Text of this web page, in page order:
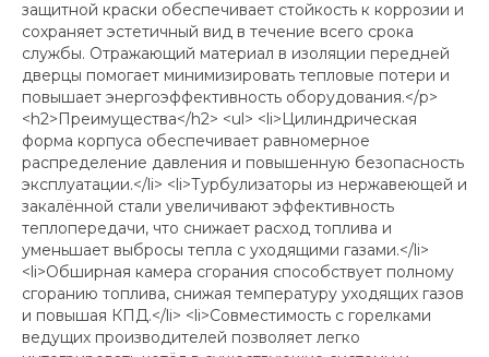
защитной краски обеспечивает стойкость к коррозии и
сохраняет эстетичный вид в течение всего срока
службы. Отражающий материал в изоляции передней
дверцы помогает минимизировать тепловые потери и
повышает энергоэффективность оборудования.</p>
<h2>Преимущества</h2> <ul> <li>Цилиндрическая
форма корпуса обеспечивает равномерное
распределение давления и повышенную безопасность
эксплуатации.</li> <li>Турбулизаторы из нержавеющей и
закалённой стали увеличивают эффективность
теплопередачи, что снижает расход топлива и
уменьшает выбросы тепла с уходящими газами.</li>
<li>Обширная камера сгорания способствует полному
сгоранию топлива, снижая температуру уходящих газов
и повышая КПД.</li> <li>Совместимость с горелками
ведущих производителей позволяет легко